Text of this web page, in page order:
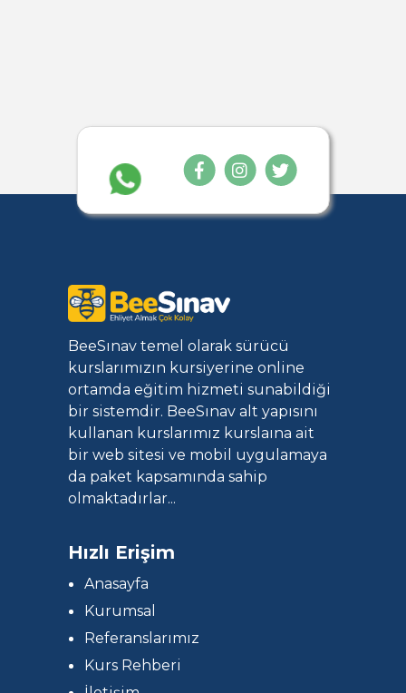
BeeSınav temel olarak sürücü
kurslarımızın kursiyerine online
ortamda eğitim hizmeti sunabildiği
bir sistemdir. BeeSınav alt yapısını
kullanan kurslarımız kurslaına ait
bir web sitesi ve mobil uygulamaya
da paket kapsamında sahip
olmaktadırlar...
Hızlı Erişim
Anasayfa
Kurumsal
Referanslarımız
Kurs Rehberi